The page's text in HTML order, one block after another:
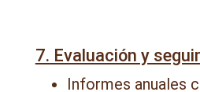
7. Evaluación y
Informes anuales